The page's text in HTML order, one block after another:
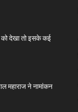
देखा तो इसके कई
महाराज ने नामांकन